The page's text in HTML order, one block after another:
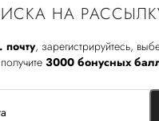
НА
почту, зарегистрируйтесь,
3000 бонусных